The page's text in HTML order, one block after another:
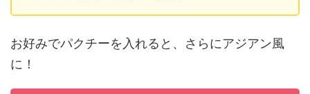
お好みでパクチーを入れると、さらにアジアン風
に！